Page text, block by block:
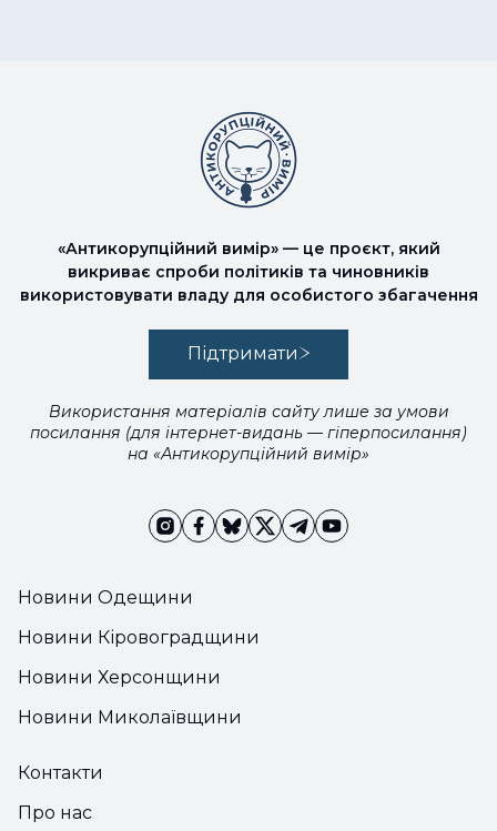
Новини Одещини
Новини Кіровоградщини
Новини Херсонщини
Новини Миколаївщини
«Антикорупційний вимір» — це проєкт, який
викриває спроби політиків та чиновників
використовувати владу для особистого збагачення
Підтримати
Використання матеріалів сайту лише за умови
посилання (для інтернет-видань — гіперпосилання)
на «Антикорупційний вимір»
Контакти
Про нас